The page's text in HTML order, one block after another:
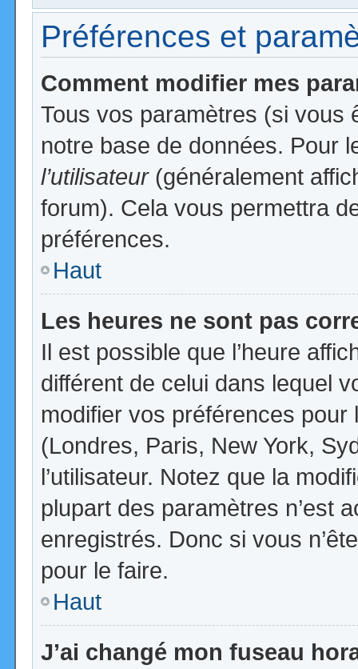
Préférences et
Comment modifier mes
Tous vos paramètres (si vous
notre base de données. Pour
l’utilisateur(généralement
forum). Cela vous permettra
préférences.
Haut
Les heures ne sont pas
Il est possible que l’heure
différent de celui dans lequel
modifier vos préférences
(Londres, Paris, New York,
l’utilisateur. Notez que la
plupart des paramètres n’est
enregistrés. Donc si vous
pour le faire.
Haut
J’ai changé mon fuseau